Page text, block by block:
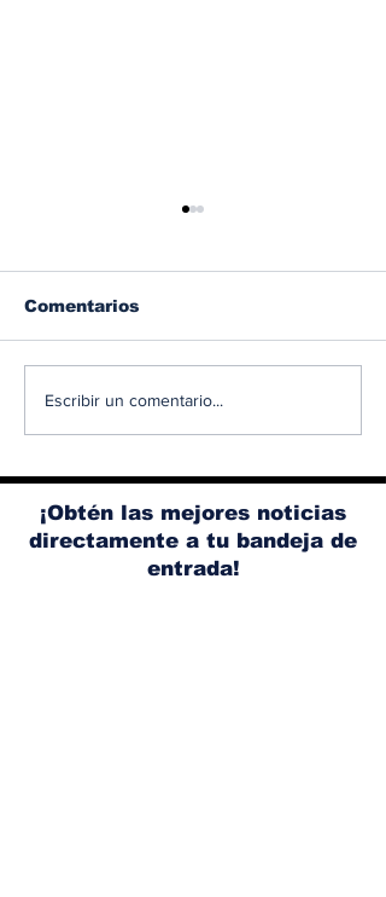
Albaisa deja la
Weaver tomará su
lugar
Comentarios
Escribir un comentario...
¡Obtén las mejores noticias
directamente a tu bandeja de
entrada!